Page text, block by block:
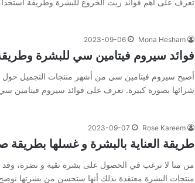
Mona Hesham
2023-09-06
فوائد سيروم فيتامين سي للبشرة
أصبح سيروم فيتامين سي من أشهر منتجات التجميل حول
شرائها بصورة كبيرة. تعرف على فوائد سيروم فيتامين
Rose Kareem
2023-09-07
طريقة العناية بالبشرة و غسلها بطريقة
من منا لا ترغب في الحصول على بشرة نقية و نضرة، وقد
منتجات البشرة معتقدة بذلك أنها ستحسن من بشرتها